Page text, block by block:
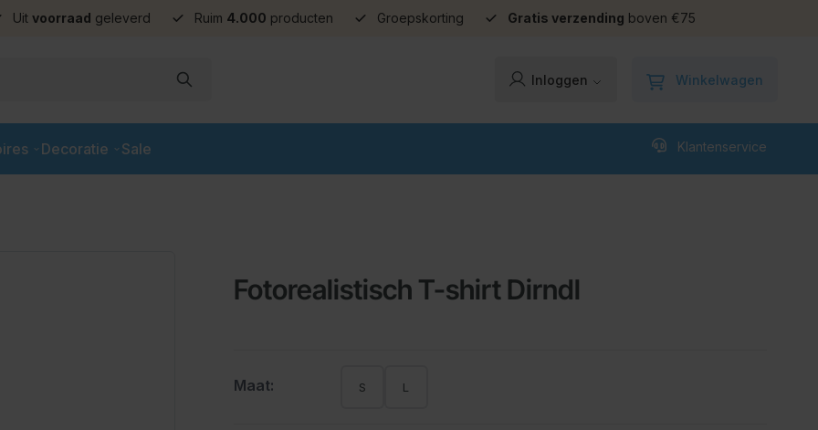
Uit voorraad geleverd Ruim 4.000 producten Groepskorting Gratis verzending boven €75
Inloggen Winkelwagen
Decoratie Sale Klantenservice
Fotorealistisch T-shirt Dirndl
Maat: S L